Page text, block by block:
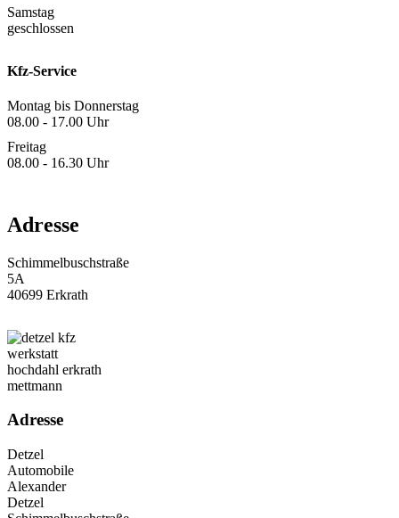
Samstag
geschlossen
Kfz-Service
Montag bis Donnerstag
08.00 - 17.00 Uhr
Freitag
08.00 - 16.30 Uhr
Adresse
Schimmelbuschstraße
5A
40699 Erkrath
Adresse
Detzel
Automobile
Alexander
Detzel